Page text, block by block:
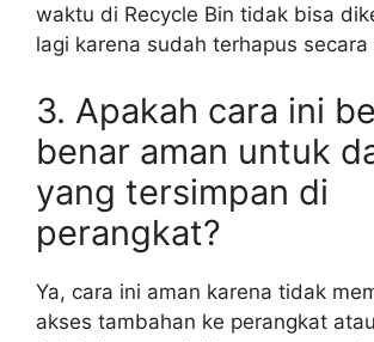
waktu di Recycle Bin tidak bisa
lagi karena sudah terhapus secara
3. Apakah cara ini
benar aman untuk
yang tersimpan di
perangkat?
Ya, cara ini aman karena tidak
akses tambahan ke perangkat